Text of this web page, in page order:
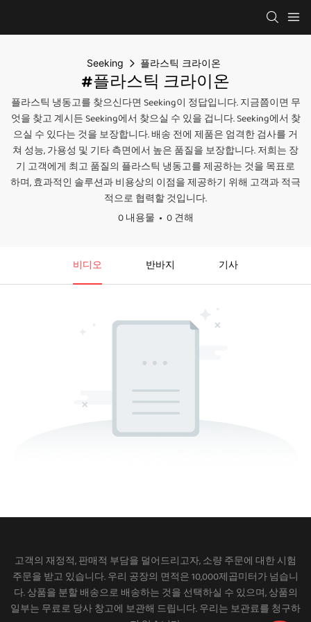
Seeking 플라스틱 크라이온
#플라스틱 크라이온
플라스틱 냉동고를 찾으신다면 Seeking이 정답입니다. 지금쯤이면 무
엇을 찾고 계시든 Seeking에서 찾으실 수 있을 겁니다. Seeking에서 찾
으실 수 있다는 것을 보장합니다. 배송 전에 제품은 엄격한 검사를 거
쳐 성능, 가용성 및 기타 측면에서 높은 품질을 보장합니다. 저희는 장
기 고객에게 최고 품질의 플라스틱 냉동고를 제공하는 것을 목표로
하며, 효과적인 솔루션과 비용상의 이점을 제공하기 위해 고객과 적극
적으로 협력할 것입니다.
0 내용물
0 견해
비디오 반바지 기사
고객의 재정적, 판매적 부담을 덜어드리고자, 소량 주문에 대한 시험
주문을 받고 있습니다. 우리 공장의 면적은 10,000제곱미터가 넘습니
다. 상품을 분할 배송으로 배송하는 것을 선택하실 수 있으며, 상품의
일부는 무료로 당사 창고에 보관해 드립니다. 우리는 보관료를 청구하